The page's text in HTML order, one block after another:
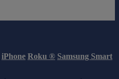
iPhone Roku ® Samsung Smart